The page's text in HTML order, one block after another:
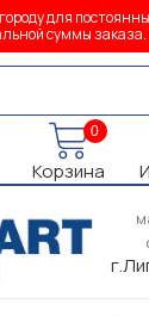
для
суммы заказа.
0
Корзина